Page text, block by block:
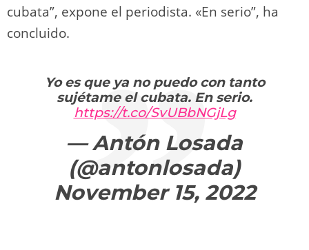
cubata”, expone el periodista. «En serio”, ha
concluido.
Yo es que ya no puedo con tanto
sujétame el cubata. En serio.
https://t.co/SvUBbNGjLg
— Antón Losada
(@antonlosada)
November 15, 2022